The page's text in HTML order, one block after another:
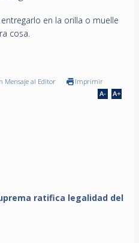
en la orilla o muelle
cosa.
Mensaje al Editor Imprimir
ratifica legalidad del